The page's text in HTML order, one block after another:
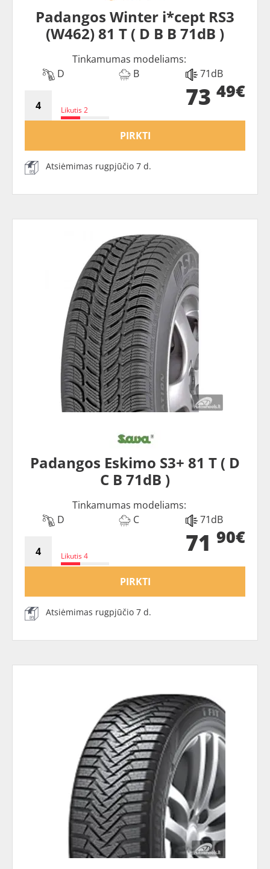
Padangos Winter i*cept RS3
(W462) 81 T ( D B B 71dB )
Tinkamumas modeliams:
D
B 71dB
Likutis 2 73 49€
PIRKTI
Atsiėmimas rugpjūčio 7 d.
Padangos Eskimo S3+ 81 T ( D
C B 71dB )
Tinkamumas modeliams:
D
C 71dB
Likutis 4 71 90€
PIRKTI
Atsiėmimas rugpjūčio 7 d.